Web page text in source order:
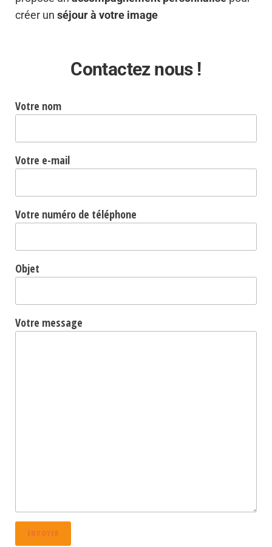
créer un séjour à votre image
Contactez nous !
Votre nom
Votre e-mail
Votre numéro de téléphone
Objet
Votre message